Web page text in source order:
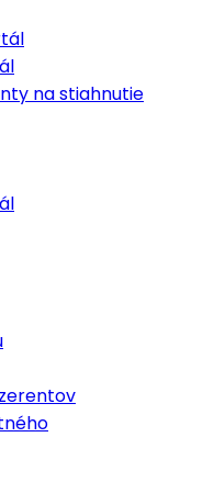
na stiahnutie